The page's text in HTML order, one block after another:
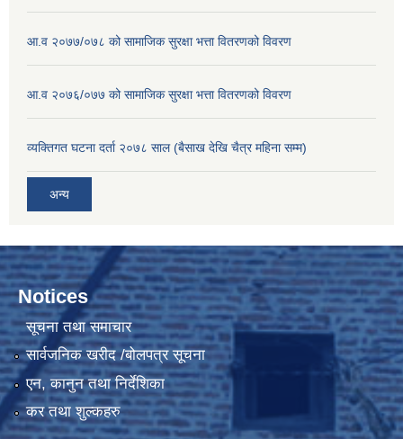
आ.व २०७७/०७८ को सामाजिक सुरक्षा भत्ता वितरणको विवरण
आ.व २०७६/०७७ को सामाजिक सुरक्षा भत्ता वितरणको विवरण
व्यक्तिगत घटना दर्ता २०७८ साल (बैसाख देखि चैत्र महिना सम्म)
अन्य
Notices
सूचना तथा समाचार
सार्वजनिक खरीद /बोलपत्र सूचना
एन, कानुन तथा निर्देशिका
कर तथा शुल्कहरु